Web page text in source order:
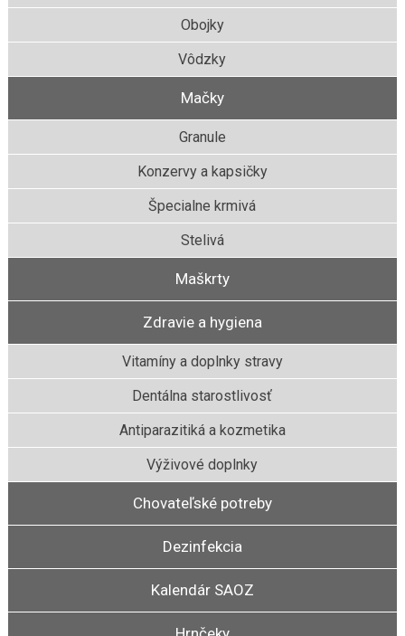
Obojky
Vôdzky
Mačky
Granule
Konzervy a kapsičky
Špecialne krmivá
Stelivá
Maškrty
Zdravie a hygiena
Vitamíny a doplnky stravy
Dentálna starostlivosť
Antiparazitiká a kozmetika
Výživové doplnky
Chovateľské potreby
Dezinfekcia
Kalendár SAOZ